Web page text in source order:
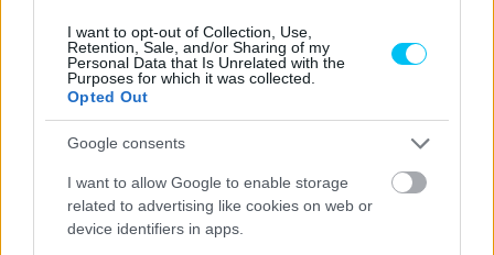
I want to opt-out of Collection, Use,
Retention, Sale, and/or Sharing of my
Personal Data that Is Unrelated with the
Purposes for which it was collected.
Opted Out
Google consents
I want to allow Google to enable storage
related to advertising like cookies on web or
device identifiers in apps.